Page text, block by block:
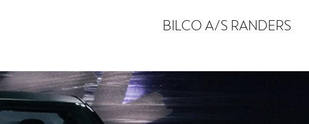
BILCO A/S RANDERS